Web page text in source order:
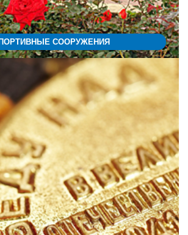
СООРУЖЕНИЯ